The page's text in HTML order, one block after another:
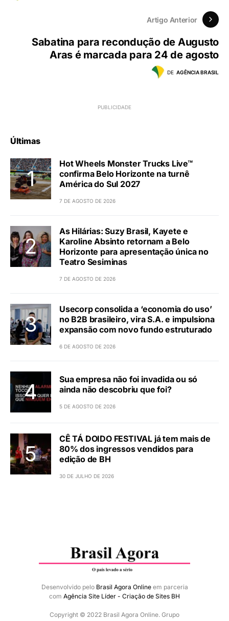
Artigo Anterior
Sabatina para recondução de Augusto
Aras é marcada para 24 de agosto
DE AGÊNCIA BRASIL
Últimas
Hot Wheels Monster Trucks Live™
confirma Belo Horizonte na turnê
América do Sul 2027
7 DE AGOSTO DE 2026
As Hilárias: Suzy Brasil, Kayete e
Karoline Absinto retornam a Belo
Horizonte para apresentação única no
Teatro Sesiminas
7 DE AGOSTO DE 2026
Usecorp consolida a ‘economia do uso’
no B2B brasileiro, vira S.A. e impulsiona
expansão com novo fundo estruturado
6 DE AGOSTO DE 2026
Sua empresa não foi invadida ou só
ainda não descobriu que foi?
5 DE AGOSTO DE 2026
CÊ TÁ DOIDO FESTIVAL já tem mais de
80% dos ingressos vendidos para
edição de BH
30 DE JULHO DE 2026
Desenvolvido pelo Brasil Agora Onlineem parceria
com Agência Site Líder - Criação de Sites BH
Copyright © 2022 Brasil Agora Online. Grupo